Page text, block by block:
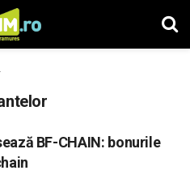
BF-CHAIN: bonurile